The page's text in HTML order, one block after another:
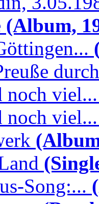
(Album,
durch
noch viel...
noch viel...
Song:...